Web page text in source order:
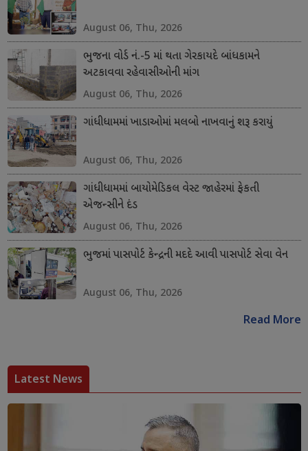
August 06, Thu, 2026
ભુજના વોર્ડ નં.-5 માં થતા ગેરકાયદે બાંધકામને
અટકાવવા રહેવાસીઓની માંગ
August 06, Thu, 2026
ગાંધીધામમાં ખાડાઓમાં મલબો નાખવાનું શરૂ કરાયું
August 06, Thu, 2026
ગાંધીધામમાં બાયોમેડિકલ વેસ્ટ જાહેરમાં ફેકતી
એજન્સીને દંડ
August 06, Thu, 2026
ભુજમાં પાસપોર્ટ કેન્દ્રની મદદે આવી પાસપોર્ટ સેવા વેન
August 06, Thu, 2026
Read More
Latest News